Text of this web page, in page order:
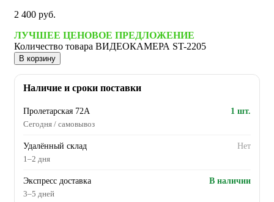
2 400 руб.
ЛУЧШЕЕ ЦЕНОВОЕ ПРЕДЛОЖЕНИЕ
Количество товара ВИДЕОКАМЕРА ST-2205
В корзину
Наличие и сроки поставки
Пролетарская 72А
1 шт.
Сегодня / самовывоз
Удалённый склад
Нет
1–2 дня
Экспресс доставка
В наличии
3–5 дней